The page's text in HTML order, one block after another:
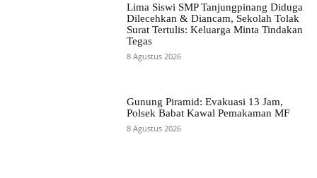
Lima Siswi SMP Tanjungpinang Diduga
Dilecehkan & Diancam, Sekolah Tolak
Surat Tertulis: Keluarga Minta Tindakan
Tegas
8 Agustus 2026
Gunung Piramid: Evakuasi 13 Jam,
Polsek Babat Kawal Pemakaman MF
8 Agustus 2026